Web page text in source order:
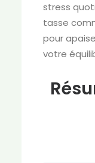
stress
tasse
pour
votre